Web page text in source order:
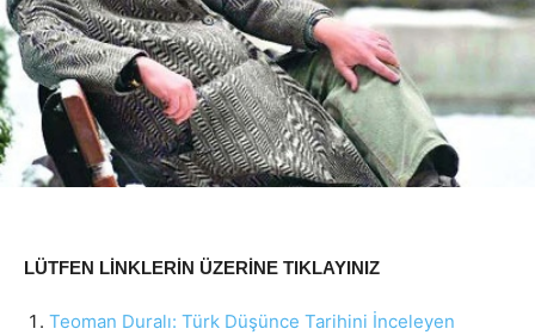
LÜTFEN LİNKLERİN ÜZERİNE TIKLAYINIZ
Teoman Duralı: Türk Düşünce Tarihini İnceleyen